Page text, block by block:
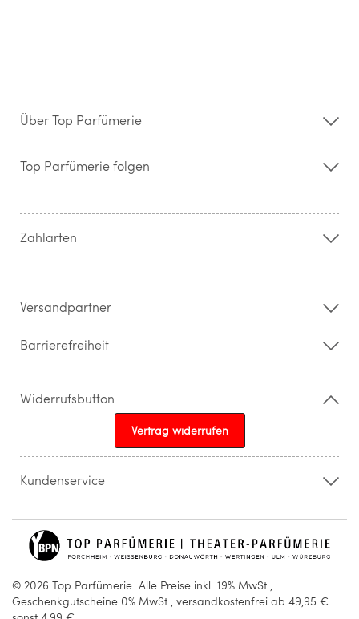
Über Top Parfümerie
Storefinder
Kontakt
Widerrufsrecht & Rückgabebedingungen
Top Parfümerie folgen
Zahlarten
Versandpartner
Barrierefreiheit
Widerrufsbutton
Vertrag widerrufen
Kundenservice
info@topparfuemerie.de
© 2026 Top Parfümerie. Alle Preise inkl. 19% MwSt.,
Geschenkgutscheine 0% MwSt., versandkostenfrei ab 49,95 €